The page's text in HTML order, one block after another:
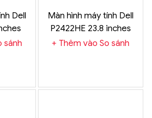
Dell
sánh
Màn hình máy tính Dell
P2422HE 23.8 inches
Thêm vào So sánh